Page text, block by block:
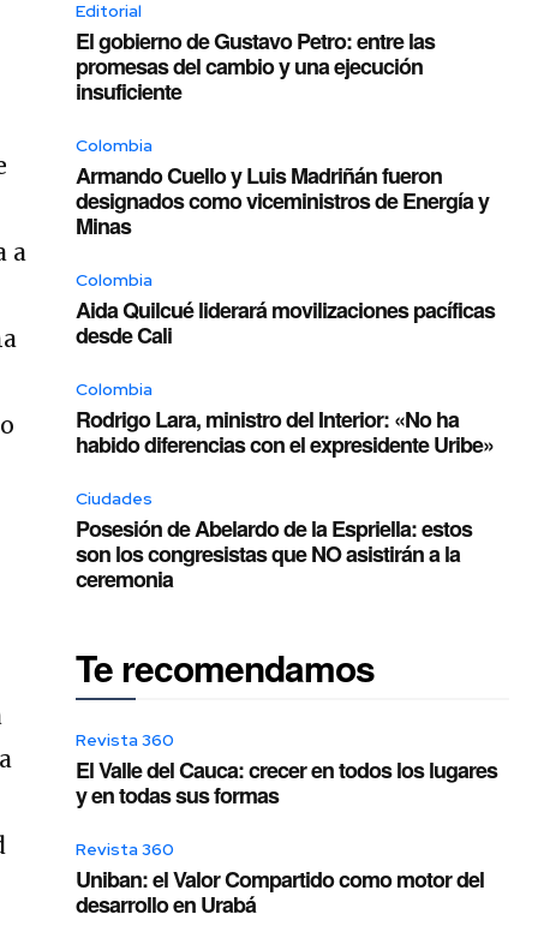
a
Editorial
El gobierno de Gustavo Petro: entre las
promesas del cambio y una ejecución
insuficiente
Colombia
Armando Cuello y Luis Madriñán fueron
designados como viceministros de Energía y
Minas
Colombia
Aida Quilcué liderará movilizaciones pacíficas
desde Cali
Colombia
Rodrigo Lara, ministro del Interior: «No ha
habido diferencias con el expresidente Uribe»
Ciudades
Posesión de Abelardo de la Espriella: estos
son los congresistas que NO asistirán a la
ceremonia
Te recomendamos
Revista 360
El Valle del Cauca: crecer en todos los lugares
y en todas sus formas
Revista 360
Uniban: el Valor Compartido como motor del
desarrollo en Urabá